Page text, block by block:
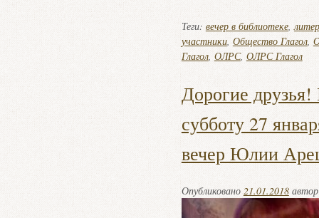
Теги: вечер в библиотеке,
участники, Общество Глагол,
Глагол, ОЛРС, ОЛРС Глагол
Дорогие
субботу 27
вечер Юлии
Опубликовано 21.01.2018